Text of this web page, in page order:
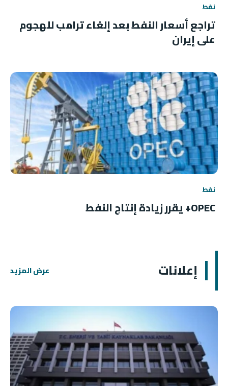
نفط
تراجع أسعار النفط بعد إلغاء ترامب للهجوم
على إيران
نفط
OPEC+ يقرر زيادة إنتاج النفط
إعلانات عرض المزيد